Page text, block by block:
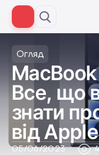
Огляд
Все, що
знати
від Apple
05/06/2023